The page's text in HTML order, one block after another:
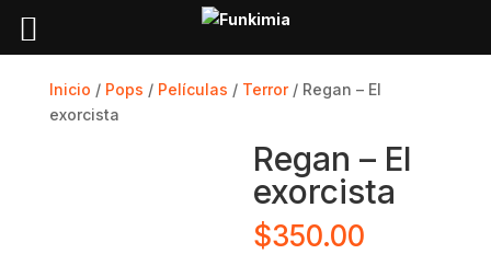
Inicio / Pops / Películas / Terror/ Regan – El
exorcista
Regan – El
exorcista
$350.00